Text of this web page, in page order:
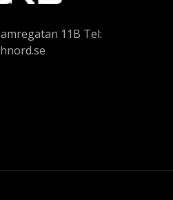
11B Tel: